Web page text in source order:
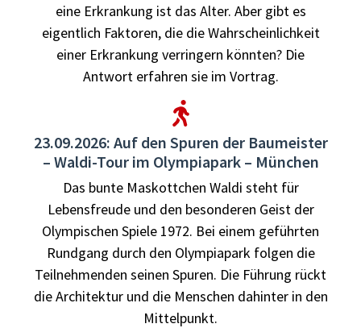
eine Erkrankung ist das Alter. Aber gibt es
eigentlich Faktoren, die die Wahrscheinlichkeit
einer Erkrankung verringern könnten? Die
Antwort erfahren sie im Vortrag.
23.09.2026: Auf den Spuren der Baumeister
– Waldi-Tour im Olympiapark – München
Das bunte Maskottchen Waldi steht für
Lebensfreude und den besonderen Geist der
Olympischen Spiele 1972. Bei einem geführten
Rundgang durch den Olympiapark folgen die
Teilnehmenden seinen Spuren. Die Führung rückt
die Architektur und die Menschen dahinter in den
Mittelpunkt.